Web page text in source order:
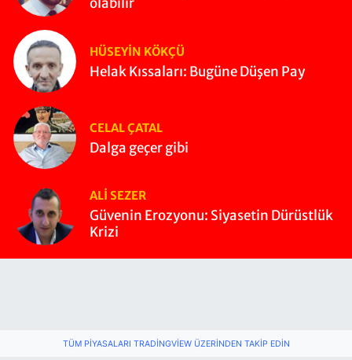
HÜSEYIN KÖKÇÜ
Helak Kıssaları: Bugüne Düşen Pay
CELAL ÇATAL
Dalga geçer gibi
ALI SEZER
Güvenin Erozyonu: Siyasetin Dürüstlük
Krizi
TÜM PIYASALARI TRADINGVIEW ÜZERINDEN TAKIP EDIN